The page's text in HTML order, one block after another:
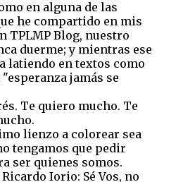
en alguna de las
he compartido en mis
TPLMP Blog, nuestro
duerme; y mientras ese
latiendo en textos como
jamás se
Te quiero mucho. Te
lienzo a colorear sea
tengamos que pedir
ser quienes somos.
Iorio: Sé Vos, no